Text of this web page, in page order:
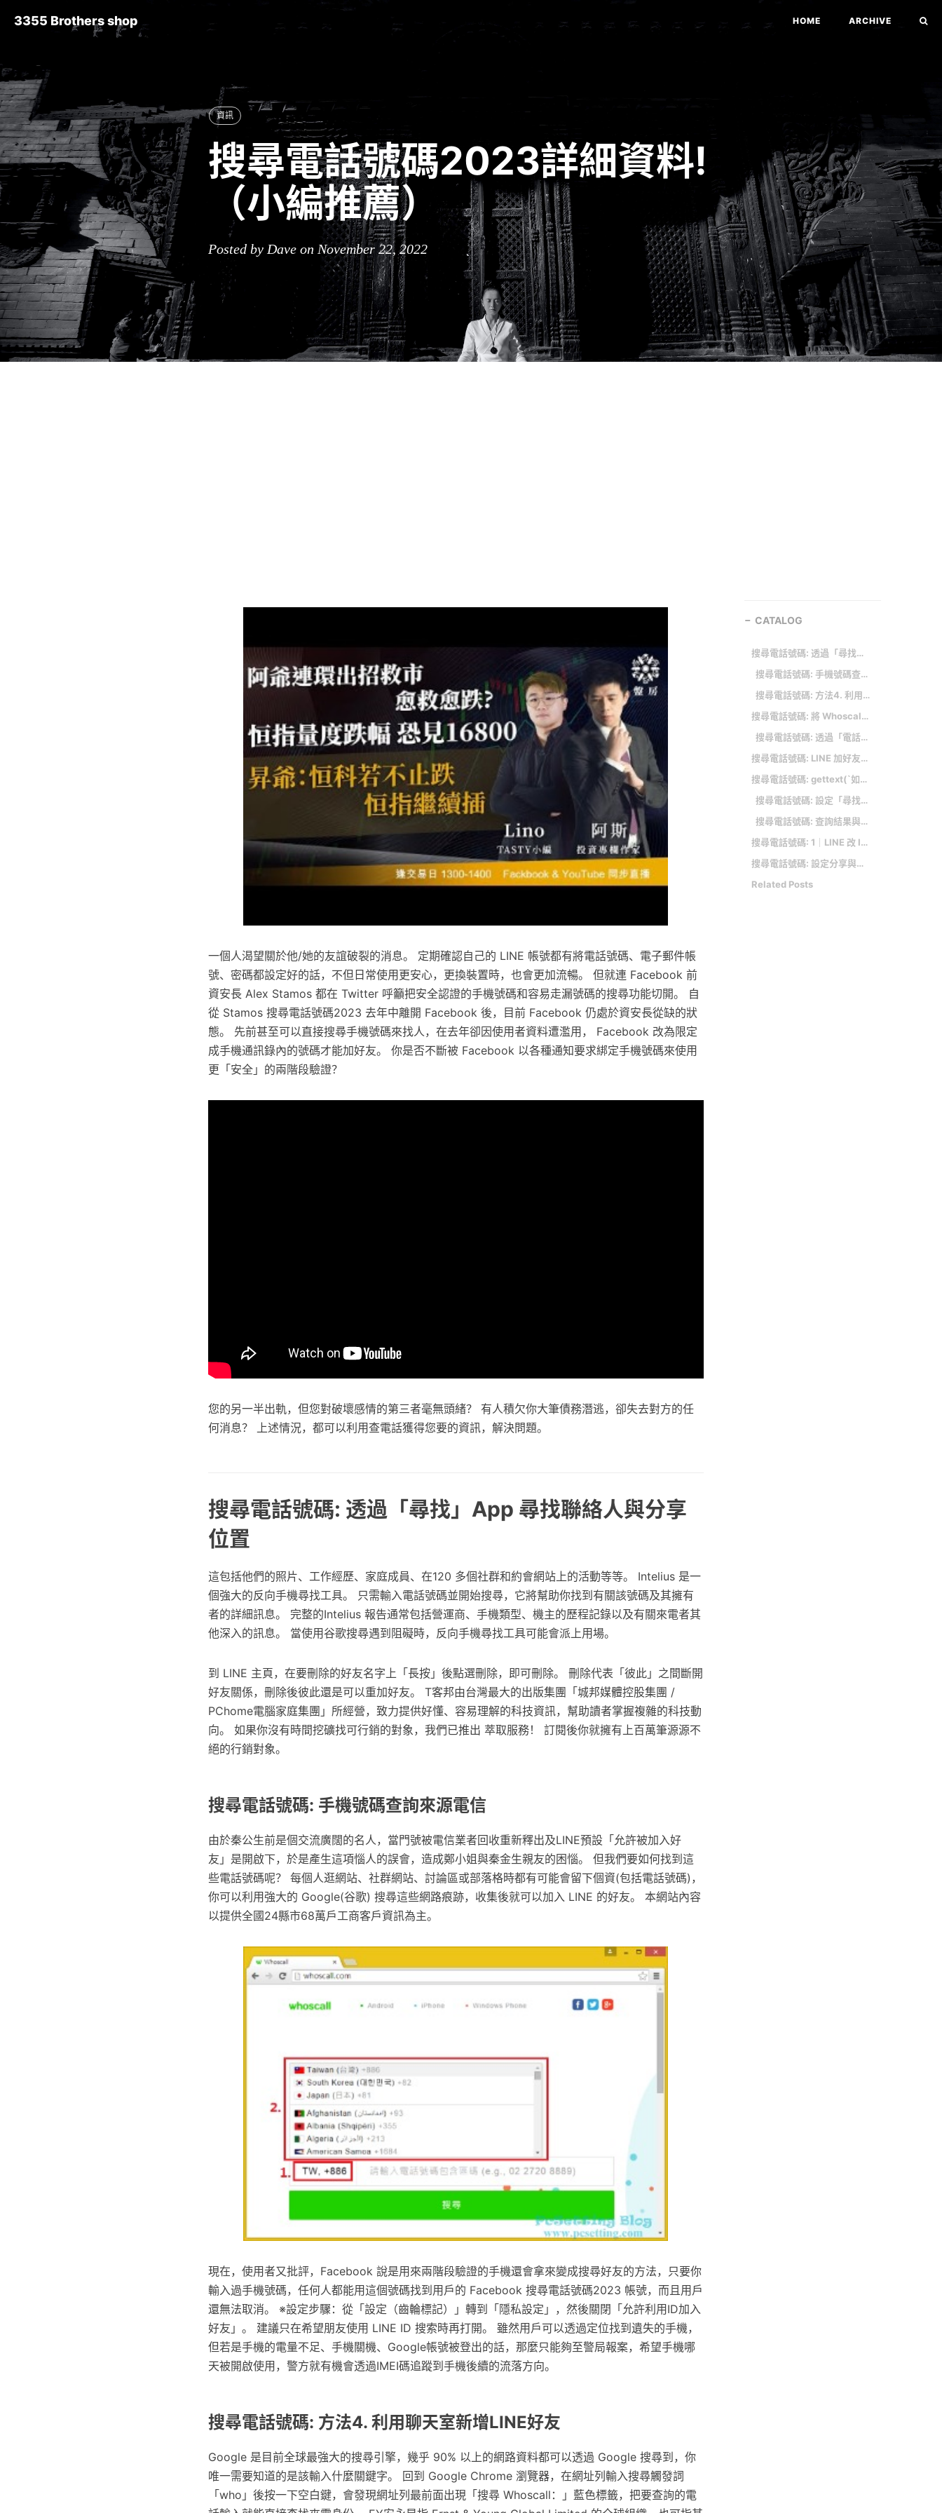
3355 Brothers shop HOME ARCHIVE
資訊
搜尋電話號碼2023詳細資料!
（小編推薦）
Posted by Dave on November 22, 2022
一個人渴望關於他/她的友誼破裂的消息。 定期確認自己的 LINE 帳號都有將電話號碼、電子郵件帳
號、密碼都設定好的話，不但日常使用更安心，更換裝置時，也會更加流暢。 但就連 Facebook 前
資安長 Alex Stamos 都在 Twitter 呼籲把安全認證的手機號碼和容易走漏號碼的搜尋功能切開。 自
從 Stamos 搜尋電話號碼2023 去年中離開 Facebook 後，目前 Facebook 仍處於資安長從缺的狀
態。 先前甚至可以直接搜尋手機號碼來找人，在去年卻因使用者資料遭濫用， Facebook 改為限定
成手機通訊錄內的號碼才能加好友。 你是否不斷被 Facebook 以各種通知要求綁定手機號碼來使用
更「安全」的兩階段驗證？
您的另一半出軌，但您對破壞感情的第三者毫無頭緒？ 有人積欠你大筆債務潛逃，卻失去對方的任
何消息？ 上述情況，都可以利用查電話獲得您要的資訊，解決問題。
搜尋電話號碼: 透過「尋找」App 尋找聯絡人與分享
位置
這包括他們的照片、工作經歷、家庭成員、在120 多個社群和約會網站上的活動等等。 Intelius 是一
個強大的反向手機尋找工具。 只需輸入電話號碼並開始搜尋，它將幫助你找到有關該號碼及其擁有
者的詳細訊息。 完整的Intelius 報告通常包括營運商、手機類型、機主的歷程記錄以及有關來電者其
他深入的訊息。 當使用谷歌搜尋遇到阻礙時，反向手機尋找工具可能會派上用場。
到 LINE 主頁，在要刪除的好友名字上「長按」後點選刪除，即可刪除。 刪除代表「彼此」之間斷開
好友關係，刪除後彼此還是可以重加好友。 T客邦由台灣最大的出版集團「城邦媒體控股集團 /
PChome電腦家庭集團」所經營，致力提供好懂、容易理解的科技資訊，幫助讀者掌握複雜的科技動
向。 如果你沒有時間挖礦找可行銷的對象，我們已推出 萃取服務！ 訂閱後你就擁有上百萬筆源源不
絕的行銷對象。
搜尋電話號碼: 手機號碼查詢來源電信
由於秦公生前是個交流廣闊的名人，當門號被電信業者回收重新釋出及LINE預設「允許被加入好
友」是開啟下，於是產生這項惱人的誤會，造成鄭小姐與秦金生親友的困惱。 但我們要如何找到這
些電話號碼呢？ 每個人逛網站、社群網站、討論區或部落格時都有可能會留下個資(包括電話號碼)，
你可以利用強大的 Google(谷歌) 搜尋這些網路痕跡，收集後就可以加入 LINE 的好友。 本網站內容
以提供全國24縣市68萬戶工商客戶資訊為主。
現在，使用者又批評，Facebook 說是用來兩階段驗證的手機還會拿來變成搜尋好友的方法，只要你
輸入過手機號碼，任何人都能用這個號碼找到用戶的 Facebook 搜尋電話號碼2023 帳號，而且用戶
還無法取消。 ※設定步驟：從「設定（齒輪標記）」轉到「隱私設定」，然後關閉「允許利用ID加入
好友」。 建議只在希望朋友使用 LINE ID 搜索時再打開。 雖然用戶可以透過定位找到遺失的手機，
但若是手機的電量不足、手機關機、Google帳號被登出的話，那麼只能夠至警局報案，希望手機哪
天被開啟使用，警方就有機會透過IMEI碼追蹤到手機後續的流落方向。
搜尋電話號碼: 方法4. 利用聊天室新增LINE好友
Google 是目前全球最強大的搜尋引擎，幾乎 90% 以上的網路資料都可以透過 Google 搜尋到，你
唯一需要知道的是該輸入什麼關鍵字。 回到 Google Chrome 瀏覽器，在網址列輸入搜尋觸發詞
「who」後按一下空白鍵，會發現網址列最前面出現「搜尋 Whoscall：」藍色標籤，把要查詢的電
CATALOG
搜尋電話號碼: 透過「尋找」App 尋找聯絡人與分享位置
搜尋電話號碼: 手機號碼查詢來源電信
搜尋電話號碼: 方法4. 利用聊天室新增LINE好友
搜尋電話號碼: 將 Whoscall 電話查詢加入瀏覽器搜尋引擎，網址列速查來電者身份
搜尋電話號碼: 透過「電話號碼」加好友
搜尋電話號碼: LINE 加好友｜教你用這 5 種方法加別人 LINE 好友 (完整教學)
搜尋電話號碼: gettext(`如何與 TikTok 聯絡取得廣告相關諮詢？`,_ps_null_pe_,_is_null_ie_)
搜尋電話號碼: 設定「尋找我的手機」
搜尋電話號碼: 查詢結果與備註
搜尋電話號碼: 1｜LINE 改 ID 方法
搜尋電話號碼: 設定分享與邀請追蹤定位
Related Posts